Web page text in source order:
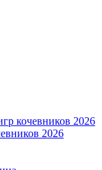
кочевников 2026
2026